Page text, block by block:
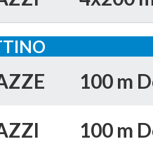
100 m
100 m